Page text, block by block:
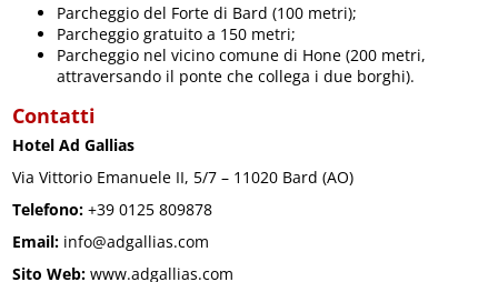
Parcheggio del Forte di Bard (100 metri);
Parcheggio gratuito a 150 metri;
Parcheggio nel vicino comune di Hone (200 metri,
attraversando il ponte che collega i due borghi).
Contatti
Hotel Ad Gallias
Via Vittorio Emanuele II, 5/7 – 11020 Bard (AO)
Telefono: +39 0125 809878
Email: info@adgallias.com
Sito Web: www.adgallias.com